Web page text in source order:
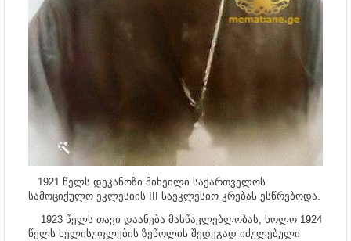
1921 წელს დეკანოზი მიხეილი საქართველოს
სამოციქულო ეკლესიის III საეკლესიო კრებას ესწრებოდა.
1923 წელს თავი დაანება მასწავლებლობას, ხოლო 1924
წელს ხელისუფლების ზეწოლის შედეგად იძულებული